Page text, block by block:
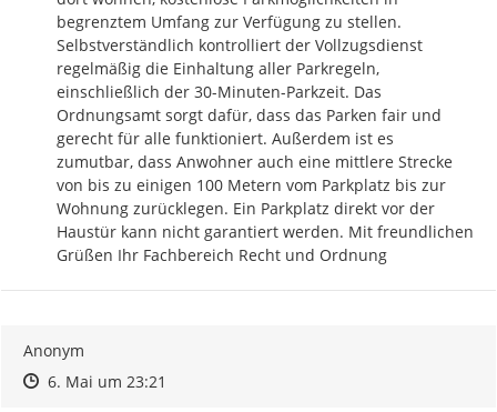
begrenztem Umfang zur Verfügung zu stellen.
Selbstverständlich kontrolliert der Vollzugsdienst
regelmäßig die Einhaltung aller Parkregeln,
einschließlich der 30-Minuten-Parkzeit. Das
Ordnungsamt sorgt dafür, dass das Parken fair und
gerecht für alle funktioniert. Außerdem ist es
zumutbar, dass Anwohner auch eine mittlere Strecke
von bis zu einigen 100 Metern vom Parkplatz bis zur
Wohnung zurücklegen. Ein Parkplatz direkt vor der
Haustür kann nicht garantiert werden. Mit freundlichen
Grüßen Ihr Fachbereich Recht und Ordnung
Anonym
Zeitpunkt des Erstellens
Zeitpunkt des Erstellens
6. Mai um 23:21